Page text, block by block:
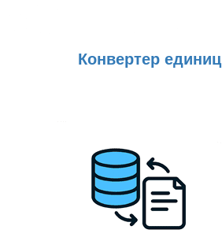
Конвертер единиц